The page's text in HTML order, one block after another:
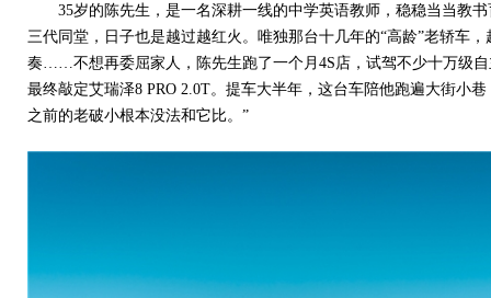
35岁的陈先生，是一名深耕一线的中学英语教师，稳稳当当教
三代同堂，日子也是越过越红火。唯独那台十几年的“高龄”老轿车
奏……不想再委屈家人，陈先生跑了一个月4S店，试驾不少十万级
最终敲定艾瑞泽8 PRO 2.0T。提车大半年，这台车陪他跑遍大街小
之前的老破小根本没法和它比。”